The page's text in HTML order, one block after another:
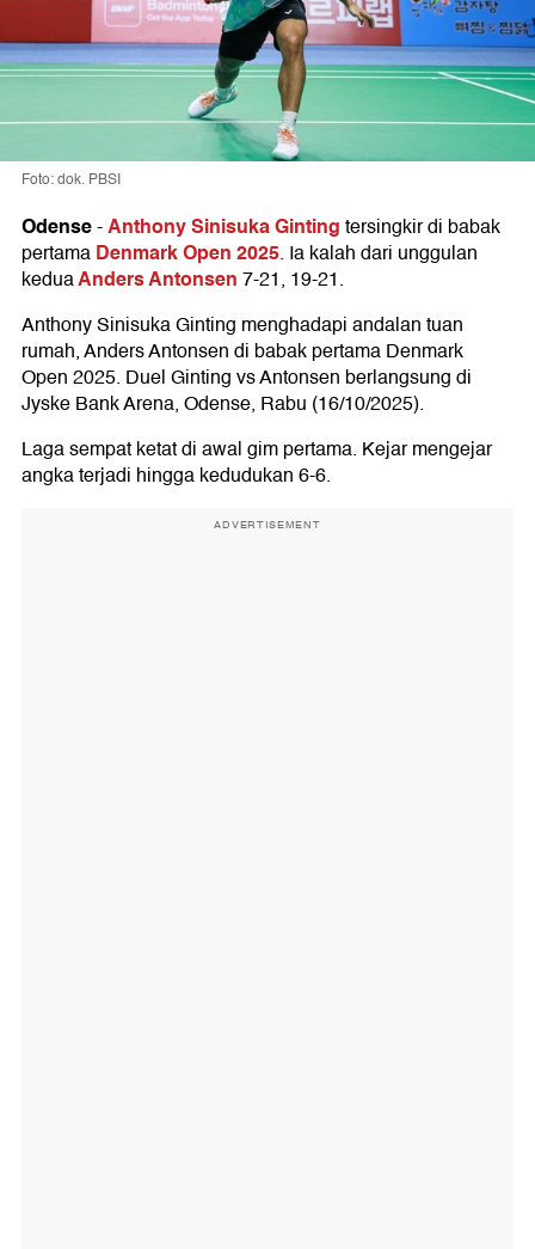
Foto: dok. PBSI
Odense-Anthony Sinisuka Gintingtersingkir di babak
pertamaDenmark Open 2025. Ia kalah dari unggulan
keduaAnders Antonsen7-21, 19-21.
Anthony Sinisuka Ginting menghadapi andalan tuan
rumah, Anders Antonsen di babak pertama Denmark
Open 2025. Duel Ginting vs Antonsen berlangsung di
Jyske Bank Arena, Odense, Rabu (16/10/2025).
Laga sempat ketat di awal gim pertama. Kejar mengejar
angka terjadi hingga kedudukan 6-6.
ADVERTISEMENT